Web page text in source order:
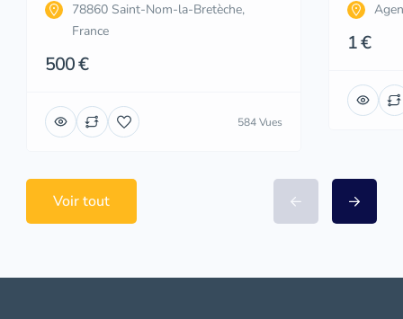
78860 Saint-Nom-la-Bretèche,
France
500 €
584 Vues
1 €
Voir tout